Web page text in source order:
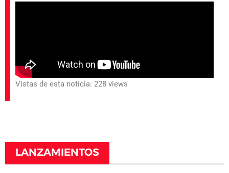
Vistas de esta noticia: 228 views
LANZAMIENTOS